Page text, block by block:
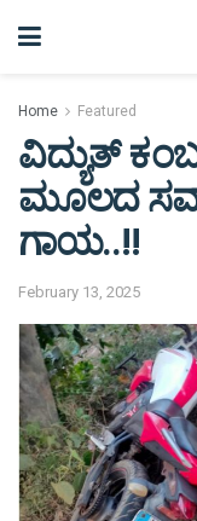
Home Featured
ವಿದ್ಯುತ್
ಮೂಲದ
ಗಾಯ..!!
February 13, 2025